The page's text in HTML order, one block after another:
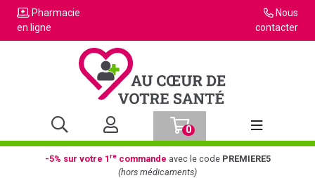
Pharmacie
en ligne
Nous
contacter
0
Afficher la
-5% sur votre 1recommande avec le code PREMIERE5
(hors médicaments)